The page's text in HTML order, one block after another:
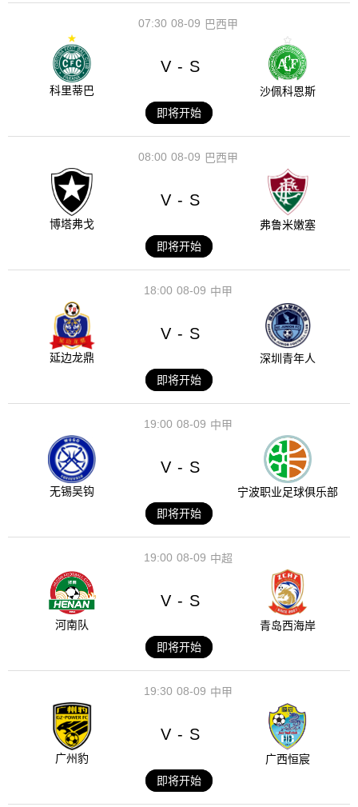
08-09
07:30 巴西甲
科里蒂巴
V - S
沙佩科恩斯
即将开始
08-09
08:00 巴西甲
博塔弗戈
V - S
弗鲁米嫩塞
即将开始
08-09
18:00 中甲
延边龙鼎
V - S
深圳青年人
即将开始
08-09
19:00 中甲
无锡吴钩
V - S
宁波职业足球俱乐部
即将开始
08-09
19:00 中超
河南队
V - S
青岛西海岸
即将开始
08-09
19:30 中甲
广州豹
V - S
广西恒宸
即将开始